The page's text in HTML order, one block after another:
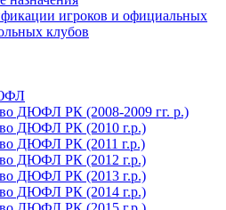
игроков и официальных
клубов
ДЮФЛ РК (2008-2009 гг. р.)
ДЮФЛ РК (2010 г.р.)
ДЮФЛ РК (2011 г.р.)
ДЮФЛ РК (2012 г.р.)
ДЮФЛ РК (2013 г.р.)
ДЮФЛ РК (2014 г.р.)